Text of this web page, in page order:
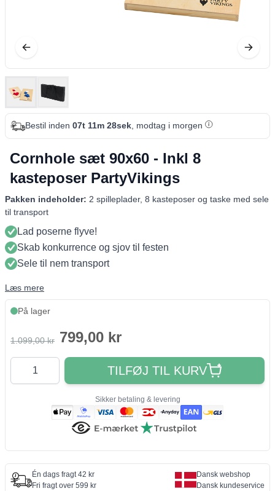
Bestil inden 07t 11m 27sek, modtag i morgen
Cornhole sæt 90x60 - Inkl 8
kasteposer PartyVikings
Pakken indeholder: 2 spilleplader, 8 kasteposer og taske med sele
til transport
Lad poserne flyve!
Skab konkurrence og sjov til festen
Sele til nem transport
Læs mere
På lager
1.099,00 kr 799,00 kr
Antal
TILFØJ TIL KURV
Sikker betaling & levering
Én dags fragt 42 kr
Fri fragt over 599 kr
Dansk webshop
Dansk kundeservice